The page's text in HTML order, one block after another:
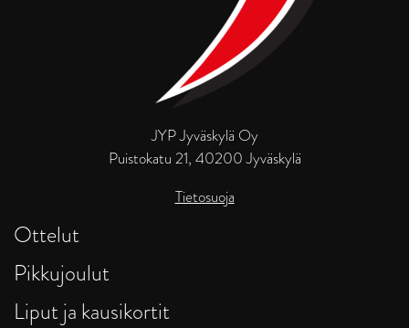
JYP Jyväskylä Oy
Puistokatu 21, 40200 Jyväskylä
Tietosuoja
Ottelut
Pikkujoulut
Liput ja kausikortit